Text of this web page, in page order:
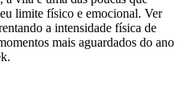
limite físico e emocional. Ver
a intensidade física de
mais aguardados do ano